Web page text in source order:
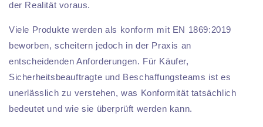
der Realität voraus.
Viele Produkte werden als konform mit EN 1869:2019
beworben, scheitern jedoch in der Praxis an
entscheidenden Anforderungen. Für Käufer,
Sicherheitsbeauftragte und Beschaffungsteams ist es
unerlässlich zu verstehen, was Konformität tatsächlich
bedeutet und wie sie überprüft werden kann.